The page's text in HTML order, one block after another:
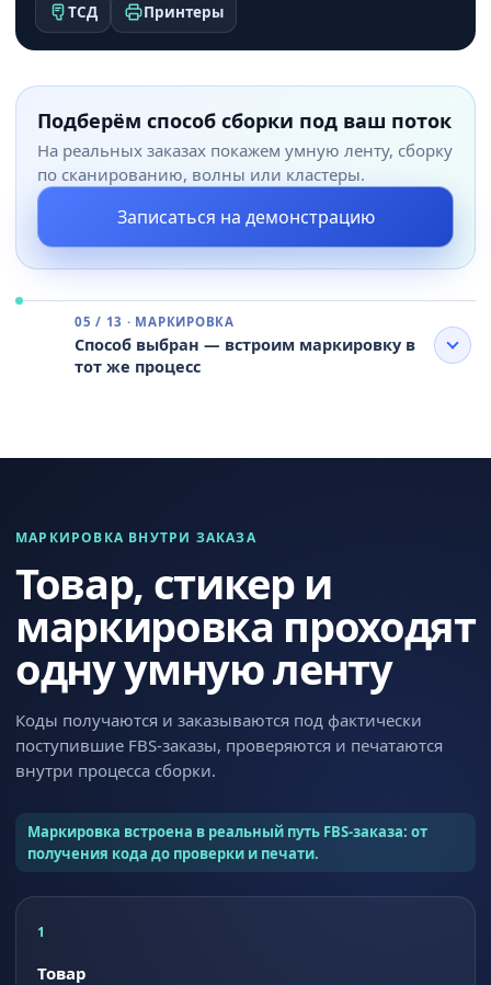
ТСД Принтеры
Подберём способ сборки под ваш поток
На реальных заказах покажем умную ленту, сборку
по сканированию, волны или кластеры.
Записаться на демонстрацию
05 / 13 · МАРКИРОВКА
Способ выбран — встроим маркировку в
тот же процесс
МАРКИРОВКА ВНУТРИ ЗАКАЗА
Товар, стикер и
маркировка проходят
одну умную ленту
Коды получаются и заказываются под фактически
поступившие FBS-заказы, проверяются и печатаются
внутри процесса сборки.
Маркировка встроена в реальный путь FBS-заказа: от
получения кода до проверки и печати.
1
Товар